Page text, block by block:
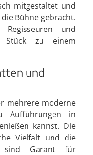
mitgestaltet und
Bühne gebracht.
und
Stück zu einem
und
mehrere moderne
Aufführungen in
kannst. Die
Vielfalt und die
sind Garant für